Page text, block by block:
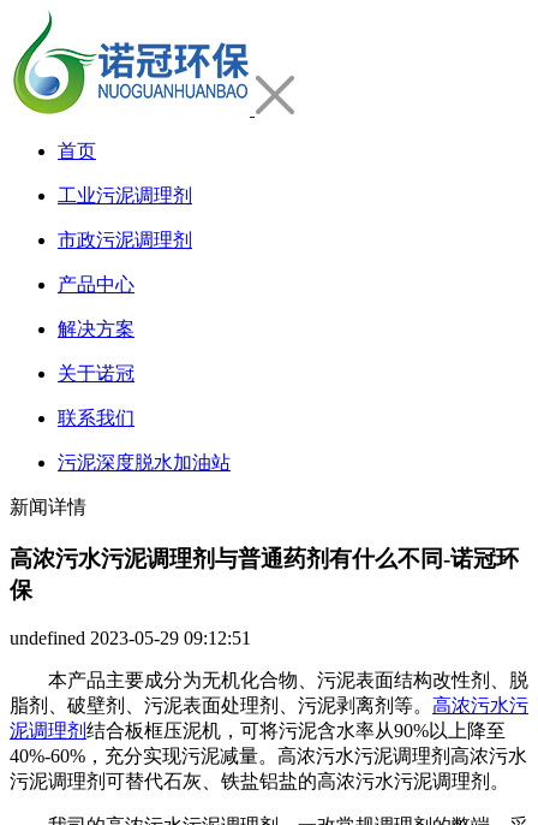
首页
工业污泥调理剂
市政污泥调理剂
产品中心
解决方案
关于诺冠
联系我们
污泥深度脱水加油站
新闻详情
高浓污水污泥调理剂与普通药剂有什么不同-诺冠环
保
undefined 2023-05-29 09:12:51
本产品主要成分为无机化合物、污泥表面结构改性剂、脱
脂剂、破壁剂、污泥表面处理剂、污泥剥离剂等。 高浓污水污
泥调理剂 结合板框压泥机，可将污泥含水率从90%以上降至
40%-60%，充分实现污泥减量。高浓污水污泥调理剂高浓污水
污泥调理剂可替代石灰、铁盐铝盐的高浓污水污泥调理剂。